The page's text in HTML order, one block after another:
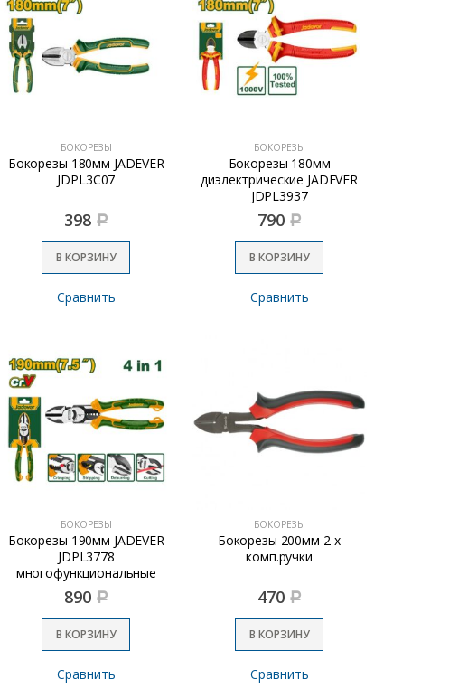
БОКОРЕЗЫ
Бокорезы 180мм JADEVER
JDPL3C07
398 Р
В КОРЗИНУ
Сравнить
БОКОРЕЗЫ
Бокорезы 180мм
диэлектрические JADEVER
JDPL3937
790 Р
В КОРЗИНУ
Сравнить
БОКОРЕЗЫ
Бокорезы 190мм JADEVER
JDPL3778
многофункциональные
4в1
890 Р
В КОРЗИНУ
Сравнить
БОКОРЕЗЫ
Бокорезы 200мм 2-х
комп.ручки
470 Р
В КОРЗИНУ
Сравнить